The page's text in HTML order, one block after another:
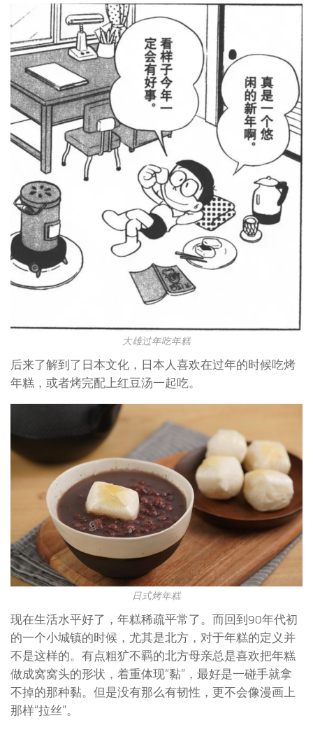
大雄过年吃年糕
后来了解到了日本文化，日本人喜欢在过年的时候吃烤
年糕，或者烤完配上红豆汤一起吃。
日式烤年糕
现在生活水平好了，年糕稀疏平常了。而回到90年代初
的一个小城镇的时候，尤其是北方，对于年糕的定义并
不是这样的。有点粗犷不羁的北方母亲总是喜欢把年糕
做成窝窝头的形状，着重体现“黏”，最好是一碰手就拿
不掉的那种黏。但是没有那么有韧性，更不会像漫画上
那样“拉丝”。